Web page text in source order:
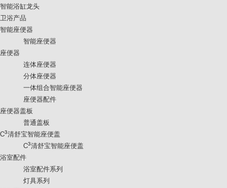
智能浴缸龙头
卫浴产品
智能座便器
智能座便器
座便器
连体座便器
分体座便器
一体组合智能座便器
座便器配件
座便器盖板
普通盖板
C3清舒宝智能座便盖
C3清舒宝智能座便盖
浴室配件
浴室配件系列
灯具系列